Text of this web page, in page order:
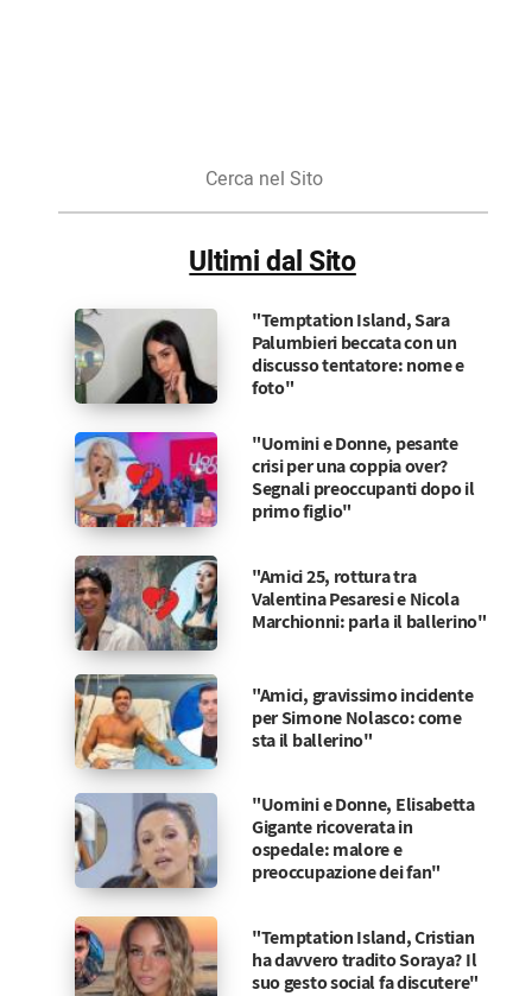
Sito
Ultimi dal Sito
"Temptation Island, Sara
Palumbieri beccata con un
discusso tentatore: nome e
foto"
"Uomini e Donne, pesante
crisi per una coppia over?
Segnali preoccupanti dopo il
primo figlio"
"Amici 25, rottura tra
Valentina Pesaresi e Nicola
Marchionni: parla il ballerino"
"Amici, gravissimo incidente
per Simone Nolasco: come
sta il ballerino"
"Uomini e Donne, Elisabetta
Gigante ricoverata in
ospedale: malore e
preoccupazione dei fan"
"Temptation Island, Cristian
ha davvero tradito Soraya? Il
suo gesto social fa discutere"